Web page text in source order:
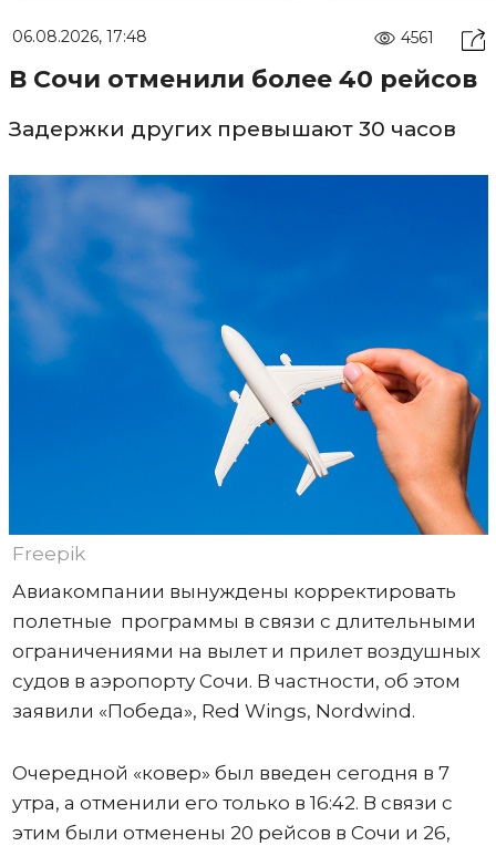
06.08.2026, 17:48 4561
В Сочи отменили более 40 рейсов
Задержки других превышают 30 часов
Freepik
Авиакомпании вынуждены корректировать
полетные программы в связи с длительными
ограничениями на вылет и прилет воздушных
судов в аэропорту Сочи. В частности, об этом
заявили «Победа», Red Wings, Nordwind.
Очередной «ковер» был введен сегодня в 7
утра, а отменили его только в 16:42. В связи с
этим были отменены 20 рейсов в Сочи и 26,